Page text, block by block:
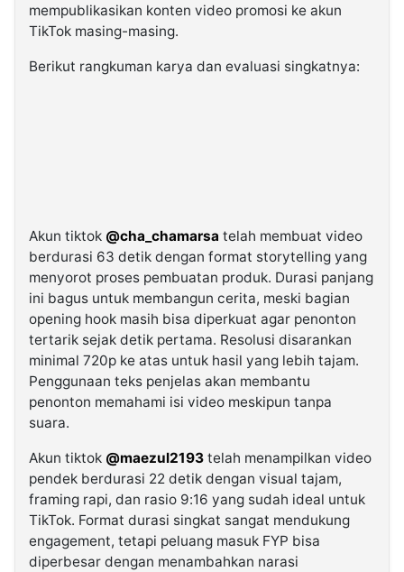
mempublikasikan konten video promosi ke akun
TikTok masing-masing.
Berikut rangkuman karya dan evaluasi singkatnya:
Akun tiktok @cha_chamarsa telah membuat video
berdurasi 63 detik dengan format storytelling yang
menyorot proses pembuatan produk. Durasi panjang
ini bagus untuk membangun cerita, meski bagian
opening hook masih bisa diperkuat agar penonton
tertarik sejak detik pertama. Resolusi disarankan
minimal 720p ke atas untuk hasil yang lebih tajam.
Penggunaan teks penjelas akan membantu
penonton memahami isi video meskipun tanpa
suara.
Akun tiktok @maezul2193 telah menampilkan video
pendek berdurasi 22 detik dengan visual tajam,
framing rapi, dan rasio 9:16 yang sudah ideal untuk
TikTok. Format durasi singkat sangat mendukung
engagement, tetapi peluang masuk FYP bisa
diperbesar dengan menambahkan narasi